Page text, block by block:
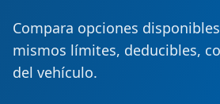
Compara opciones
mismos límites, deducibles,
del vehículo.